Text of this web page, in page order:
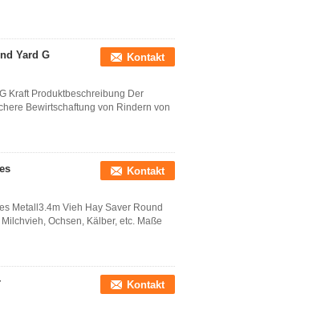
Yard G
Kontakt
Kraft Produktbeschreibung Der
Bewirtschaftung von Rindern von
Kontakt
Metall3.4m Vieh Hay Saver Round
Ochsen, Kälber, etc. Maße
Kontakt